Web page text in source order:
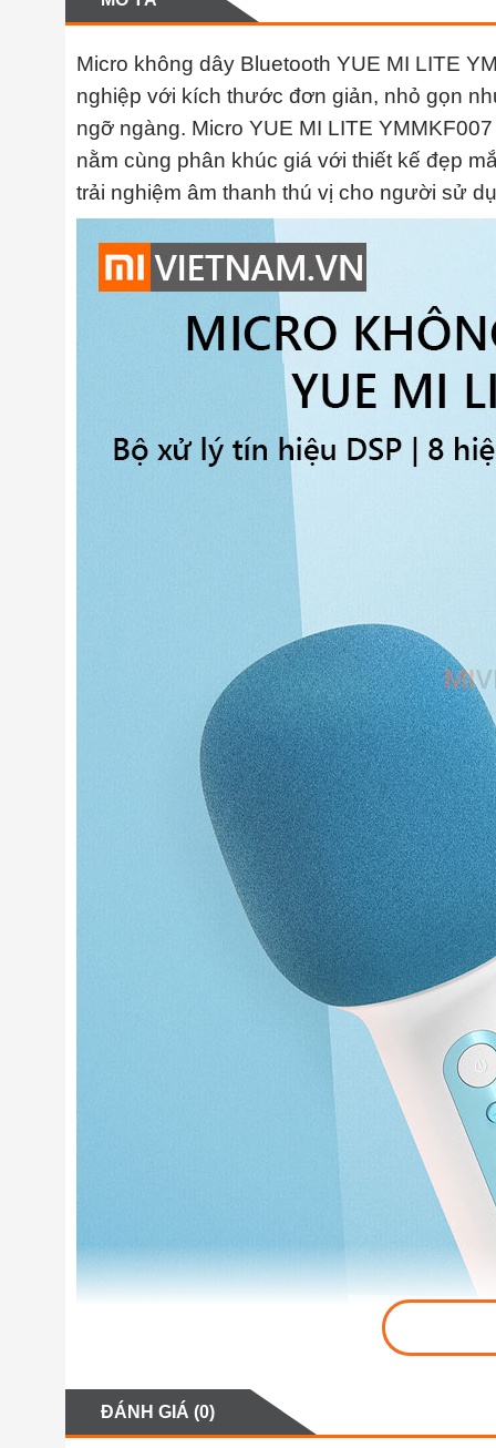
Micro không dây Bluetooth YUE MI LITE
nghiệp với kích thước đơn giản, nhỏ gọn
ngỡ ngàng. Micro YUE MI LITE
nằm cùng phân khúc giá với thiết kế đẹp
trải nghiệm âm thanh thú vị cho người sử
ĐÁNH GIÁ (0)